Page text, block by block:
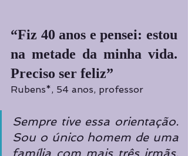
“Fiz 40 anos e pensei: estou
na metade da minha vida.
Preciso ser feliz”
Rubens*, 54 anos, professor
Sempre tive essa orientação.
Sou o único homem de uma
família com mais três irmãs.